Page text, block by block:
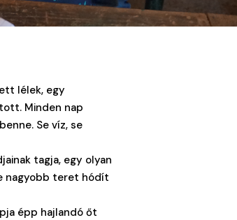
lélek, egy
Minden nap
Se víz, se
tagja, egy olyan
nagyobb teret hódít
épp hajlandó őt